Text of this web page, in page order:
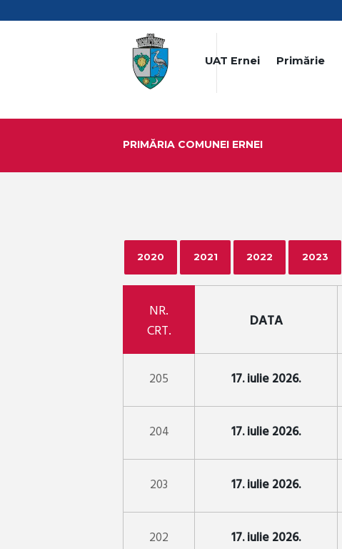
UAT Ernei Primărie
PRIMĂRIA COMUNEI ERNEI
2020 2021 2022 2023
NR.
CRT.
DATA
205 17. iulie 2026.
204 17. iulie 2026.
203 17. iulie 2026.
202 17. iulie 2026.